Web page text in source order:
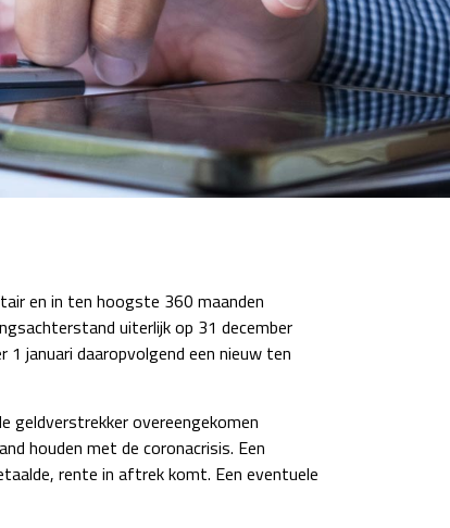
en in ten hoogste 360 maanden
uiterlijk op 31 december
januari daaropvolgend een nieuw ten
geldverstrekker overeengekomen
houden met de coronacrisis. Een
rente in aftrek komt. Een eventuele